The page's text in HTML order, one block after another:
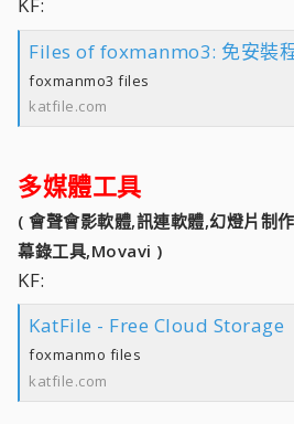
KF:
Files of foxmanmo3: 免安裝
foxmanmo3 files
katfile.com
多媒體工具
( 會聲會影軟體,訊連軟體,幻燈片制
幕錄工具,Movavi )
KF:
KatFile - Free Cloud Storage
foxmanmo files
katfile.com